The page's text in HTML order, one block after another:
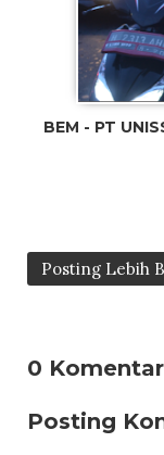
BEM - PT
Posting Lebih
0
Posting